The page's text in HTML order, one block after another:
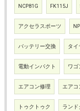
NCP81G FK115J
アクセラスポーツ
バッテリー交換 タイ
電動インパクト ワゴ
エアコン修理 エアコ
トゥクトゥク ランド